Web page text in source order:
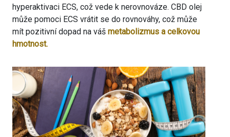
hyperaktivaci ECS, což vede k nerovnováze. CBD olej
může pomoci ECS vrátit se do rovnováhy, což může
mít pozitivní dopad na váš metabolizmus a celkovou
hmotnost.